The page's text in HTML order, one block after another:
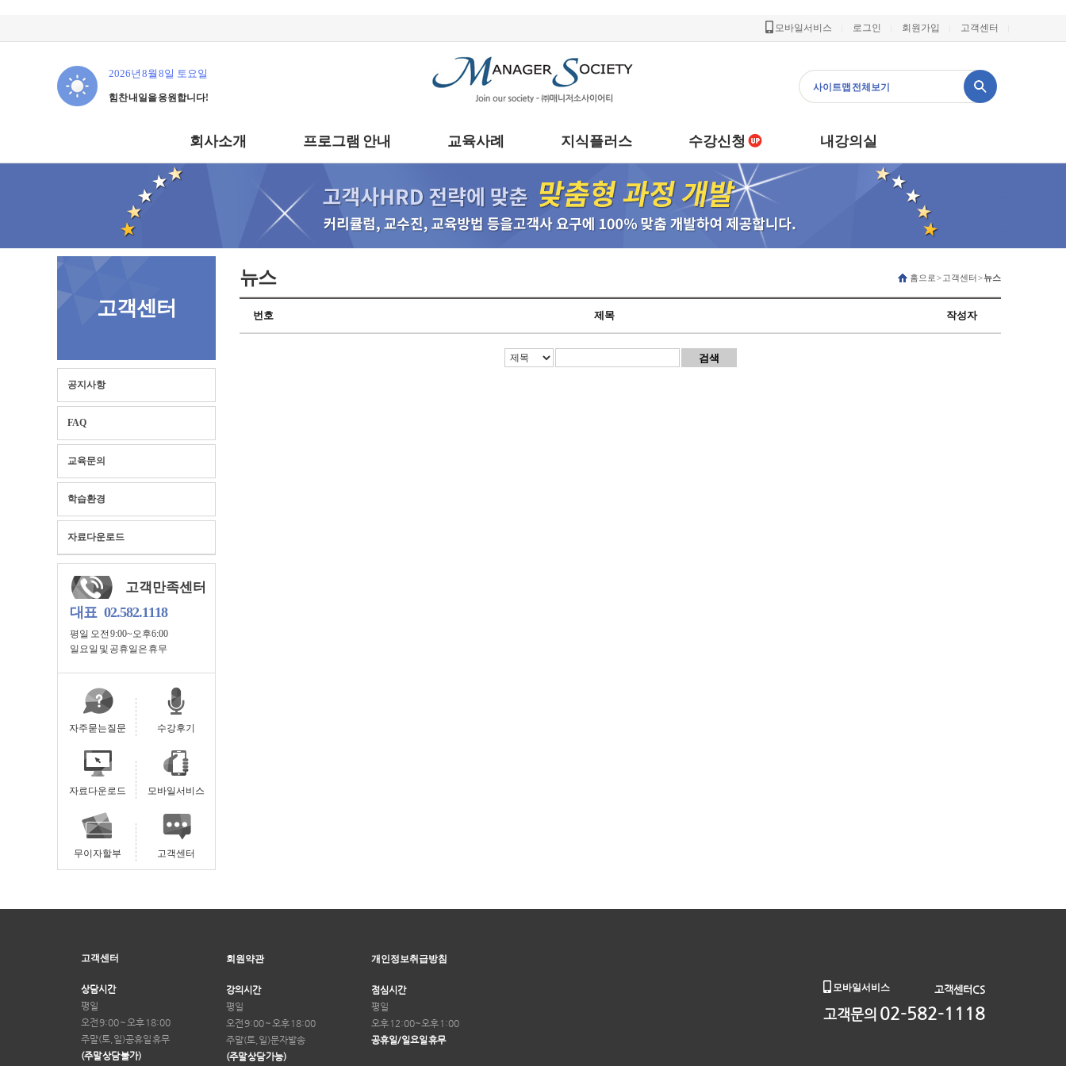
모바일서비스 로그인 회원가입 고객센터
사이트맵 전체보기
2026년 8월 8일 토요일
힘찬 내일을 응원합니다!
회사소개 프로그램 안내 교육사례 지식플러스 수강신청 내강의실
고객센터
공지사항
FAQ
교육문의
학습환경
자료다운로드
고객만족센터
대표 02.582.1118
평일 오전 9:00~오후6:00
일요일 및 공휴일은 휴무
자주묻는질문 수강후기
자료다운로드 모바일서비스
무이자할부 고객센터
뉴스 홈으로 > 고객센터 >뉴스
번호 제목 작성자
고객센터
상담시간
평일
오전 9:00 ~ 오후 18:00
주말(토,일)공휴일 휴무
(주말 상담 불가)
회원약관
강의시간
평일
오전 9:00 ~ 오후 18:00
주말(토,일)문자발송
(주말 상담 가능)
개인정보취급방침
점심시간
평일
오후 12:00~오후 1:00
공휴일/일요일 휴무
모바일서비스 고객센터CS
고객문의 02-582-1118